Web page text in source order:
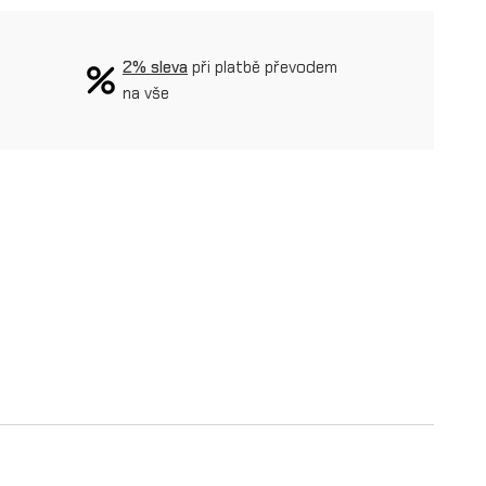
2% sleva při platbě převodem
na vše